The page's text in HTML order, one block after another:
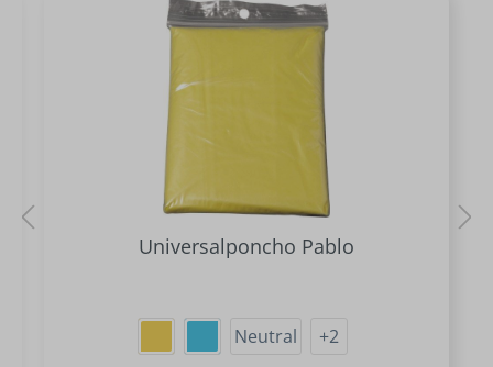
Universalponcho Pablo
Neutral +2